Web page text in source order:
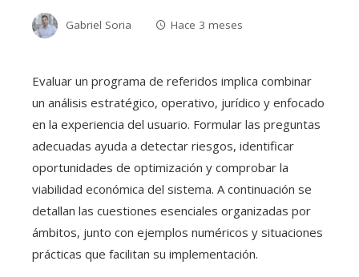
Gabriel Soria Hace 3 meses
Evaluar un programa de referidos implica combinar
un análisis estratégico, operativo, jurídico y enfocado
en la experiencia del usuario. Formular las preguntas
adecuadas ayuda a detectar riesgos, identificar
oportunidades de optimización y comprobar la
viabilidad económica del sistema. A continuación se
detallan las cuestiones esenciales organizadas por
ámbitos, junto con ejemplos numéricos y situaciones
prácticas que facilitan su implementación.